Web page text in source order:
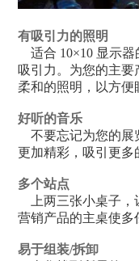
有吸引力的照明
适合 10×10 显示器
吸引力。为您的主
柔和的照明，以方便
好听的音乐
不要忘记为您的展
更加精彩，吸引更多
多个站点
上两三张小桌子，
营销产品的主桌使多
易于组装/拆卸